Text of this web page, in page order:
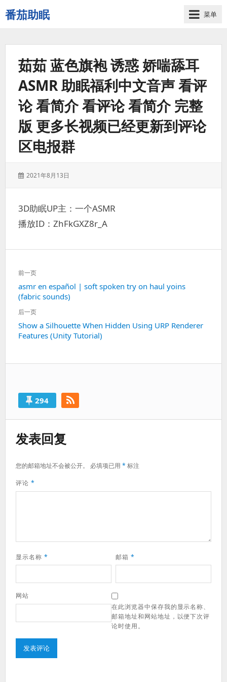
番茄助眠
一
个
菜单
茹茹 蓝色旗袍 诱惑 娇喘舔耳
ASMR 助眠福利中文音声 看评
论 看简介 看评论 看简介 完整
版 更多长视频已经更新到评论
区电报群
发
2021年8月13日
3D助眠UP主：一个ASMR
播放ID：ZhFkGXZ8r_A
文
章
导
航
前一页
上
一
篇：
asmr en español | soft spoken try on haul yoins
(fabric sounds)
后一页
下
一
Show a Silhouette When Hidden Using URP Renderer
Features (Unity Tutorial)
294
发表回复
您的邮箱地址不会被公开。 必填项已用 *标注
评论 *
显示名称 * 邮箱 *
网站
在此浏览器中保存我的显示名称、
邮箱地址和网站地址，以便下次评
论时使用。